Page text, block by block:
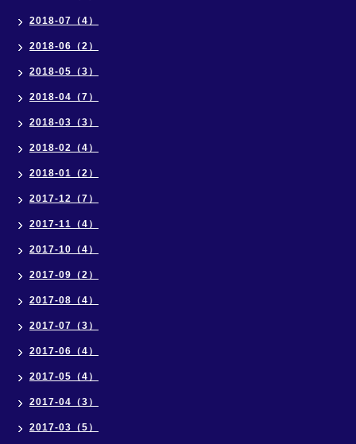
2018-07（4）
2018-06（2）
2018-05（3）
2018-04（7）
2018-03（3）
2018-02（4）
2018-01（2）
2017-12（7）
2017-11（4）
2017-10（4）
2017-09（2）
2017-08（4）
2017-07（3）
2017-06（4）
2017-05（4）
2017-04（3）
2017-03（5）